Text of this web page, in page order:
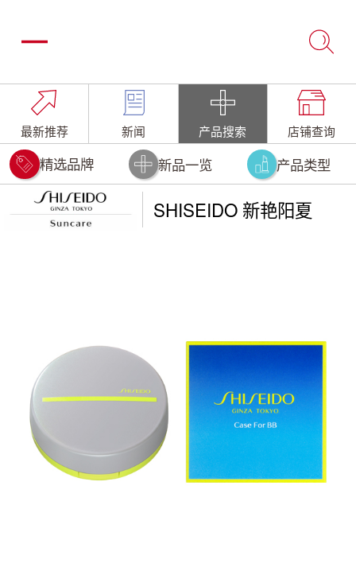
最新推荐 新闻 产品搜索 店铺查询
精选品牌 新品一览 产品类型
SHISEIDO 新艳阳夏